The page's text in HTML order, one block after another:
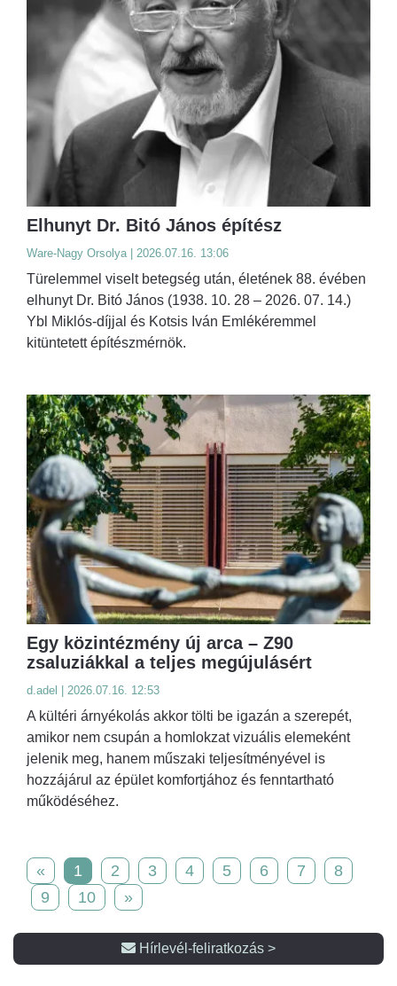
Elhunyt Dr. Bitó János építész
Ware-Nagy Orsolya | 2026.07.16. 13:06
Türelemmel viselt betegség után, életének 88. évében
elhunyt Dr. Bitó János (1938. 10. 28 – 2026. 07. 14.)
Ybl Miklós-díjjal és Kotsis Iván Emlékéremmel
kitüntetett építészmérnök.
Egy közintézmény új arca – Z90
zsaluziákkal a teljes megújulásért
d.adel | 2026.07.16. 12:53
A kültéri árnyékolás akkor tölti be igazán a szerepét,
amikor nem csupán a homlokzat vizuális elemeként
jelenik meg, hanem műszaki teljesítményével is
hozzájárul az épület komfortjához és fenntartható
működéséhez.
« 1 2 3 4 5 6 7
8
9
10 »
Hírlevél-feliratkozás >